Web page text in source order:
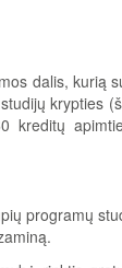
dalis, kurią
krypties
kreditų
programų